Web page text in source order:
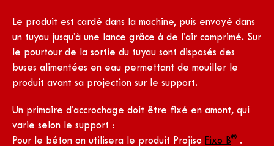
Le produit est cardé dans la machine, puis envoyé dans
un tuyau jusqu’à une lance grâce à de l’air comprimé. Sur
le pourtour de la sortie du tuyau sont disposés des
buses alimentées en eau permettant de mouiller le
produit avant sa projection sur le support.
Un primaire d’accrochage doit être fixé en amont, qui
varie selon le support :
Pour le béton on utilisera le produit Projiso Fixo B® .